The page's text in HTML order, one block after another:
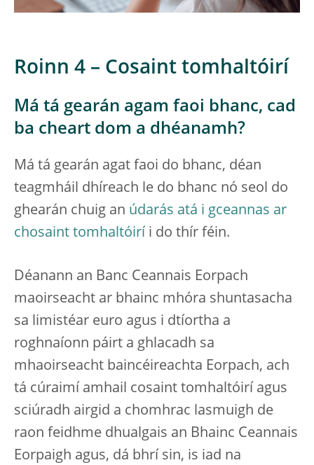
Roinn 4 – Cosaint tomhaltóirí
Má tá gearán agam faoi bhanc, cad
ba cheart dom a dhéanamh?
Má tá gearán agat faoi do bhanc, déan
teagmháil dhíreach le do bhanc nó seol do
ghearán chuig an údarás atá i gceannas ar
chosaint tomhaltóirí i do thír féin.
Déanann an Banc Ceannais Eorpach
maoirseacht ar bhainc mhóra shuntasacha
sa limistéar euro agus i dtíortha a
roghnaíonn páirt a ghlacadh sa
mhaoirseacht baincéireachta Eorpach, ach
tá cúraimí amhail cosaint tomhaltóirí agus
sciúradh airgid a chomhrac lasmuigh de
raon feidhme dhualgais an Bhainc Ceannais
Eorpaigh agus, dá bhrí sin, is iad na